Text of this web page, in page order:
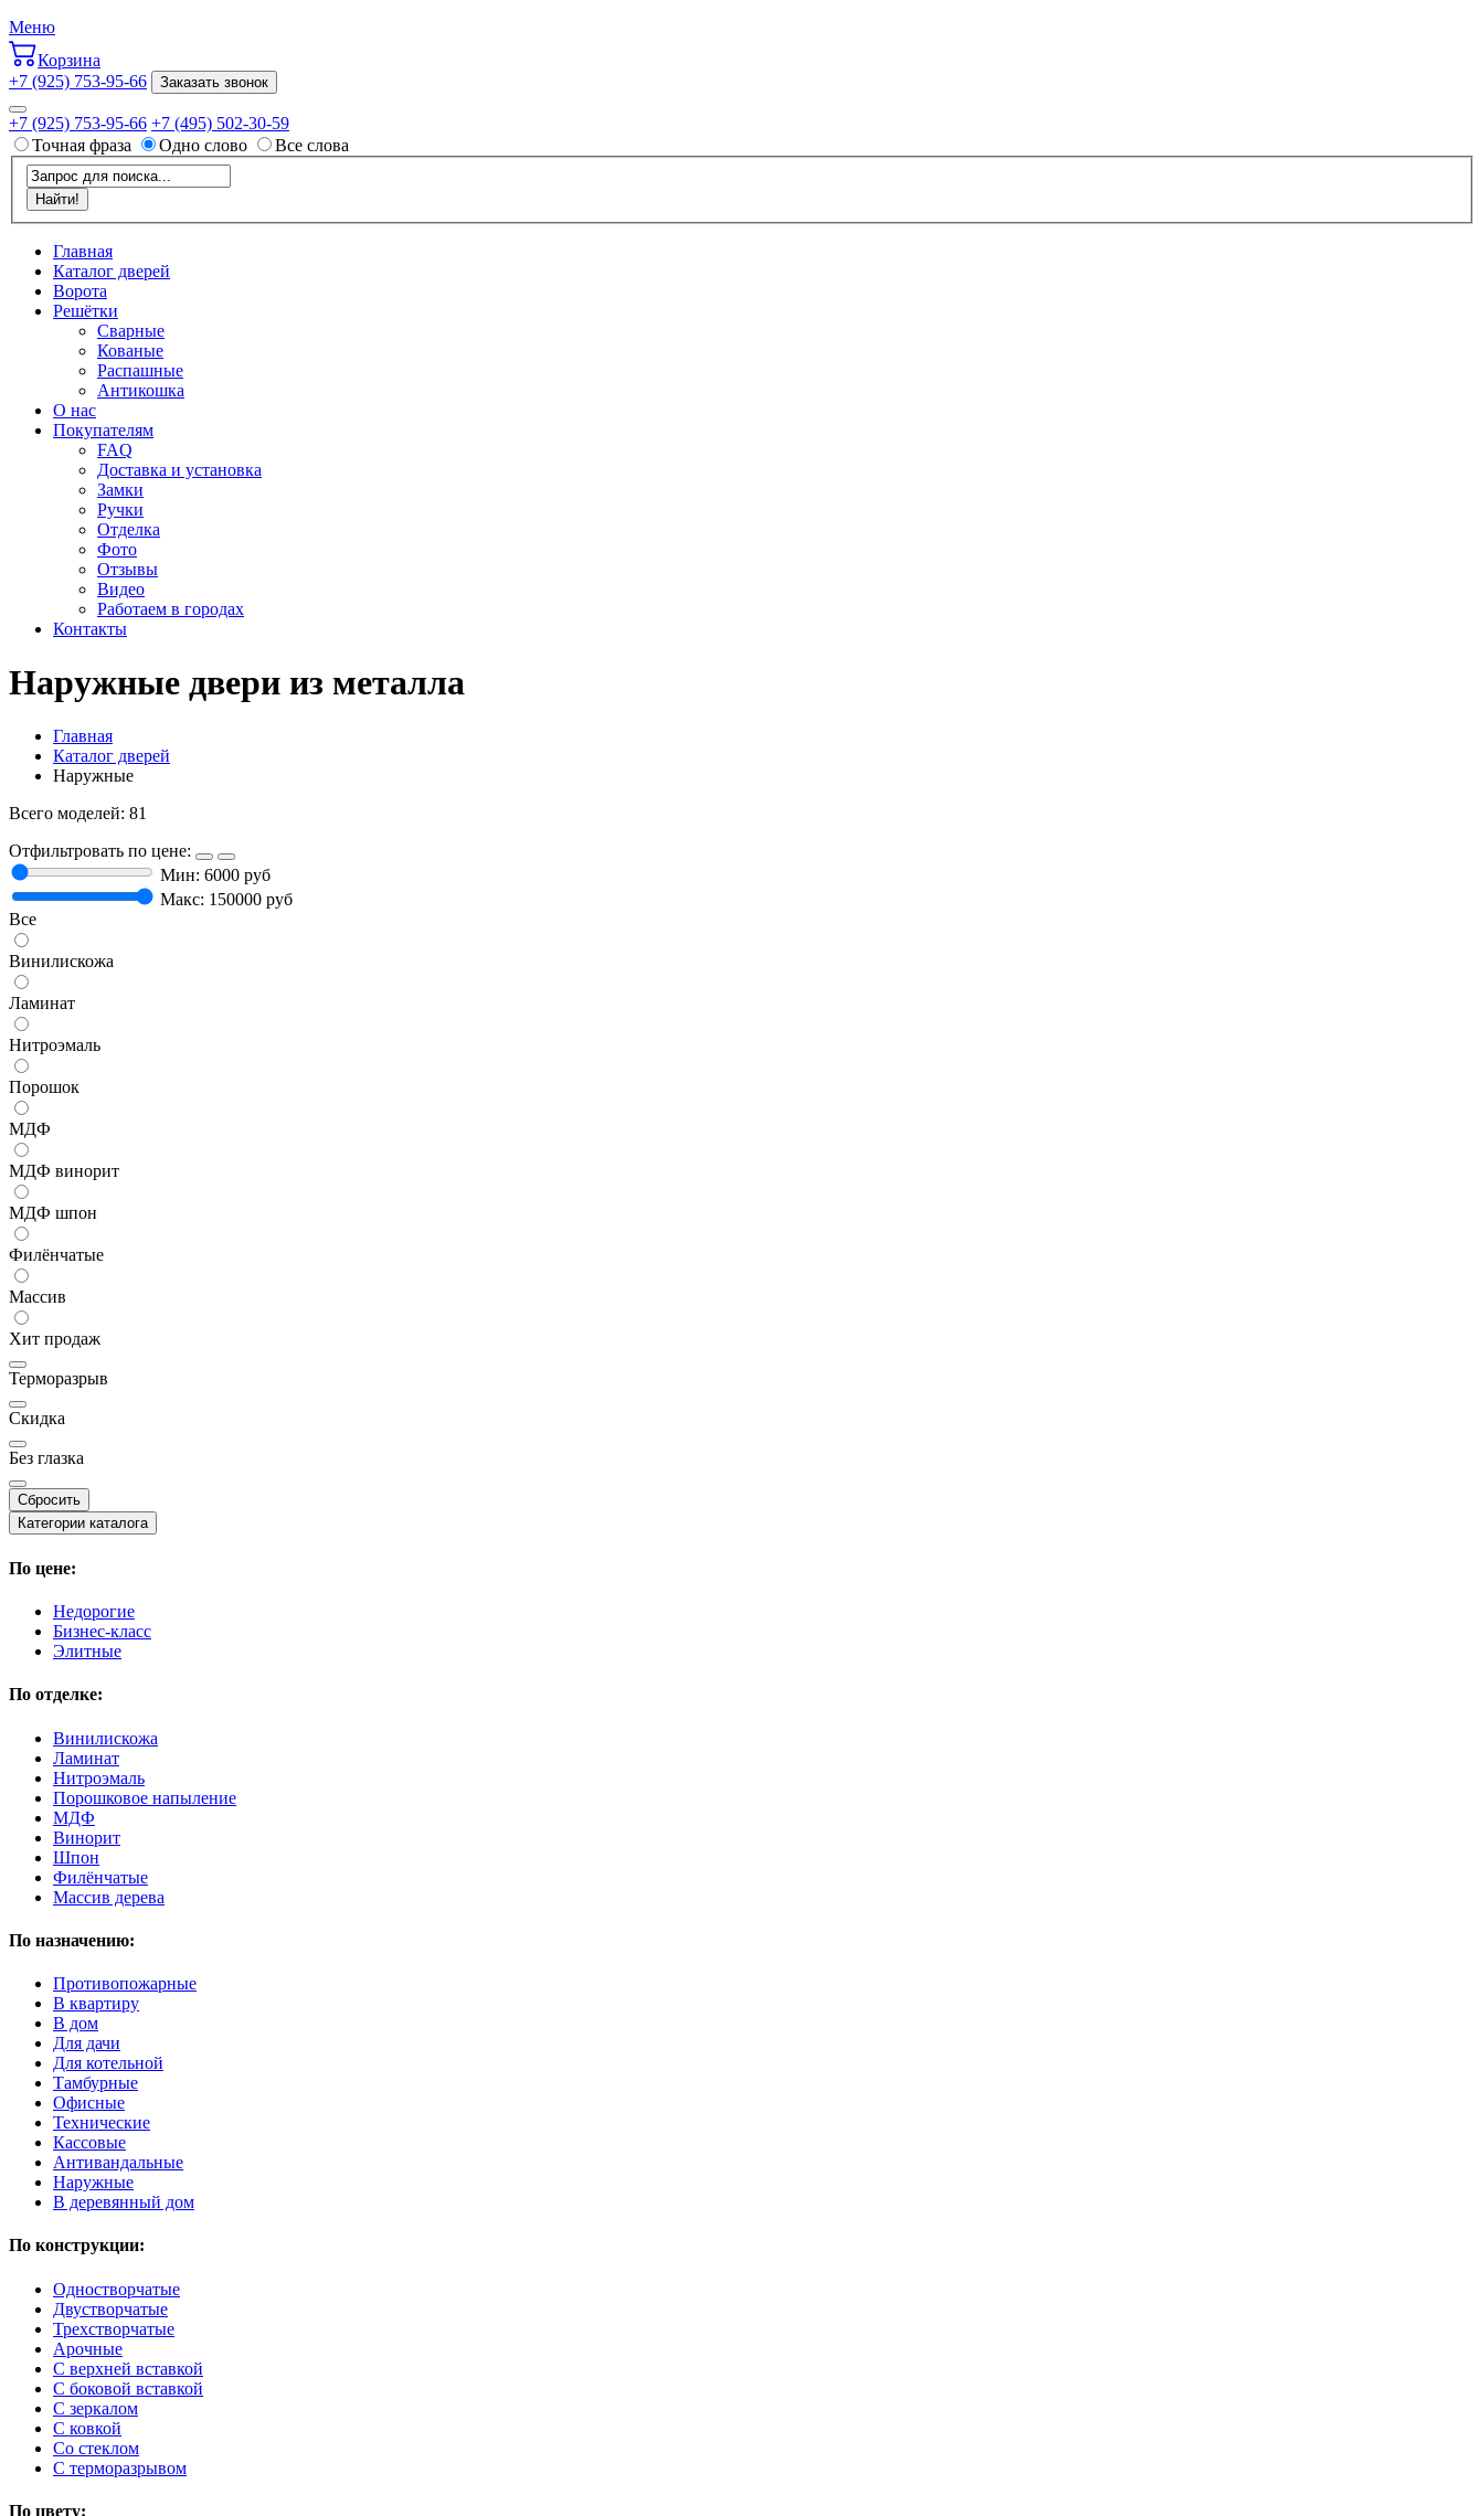
Меню
Корзина
+7 (925) 753-95-66
Заказать звонок
+7 (925) 753-95-66 +7 (495) 502-30-59
Точная фраза
Одно слово Все слова
Главная
Каталог дверей
Ворота
Решётки
Сварные
Кованые
Распашные
Антикошка
О нас
Покупателям
FAQ
Доставка и установка
Замки
Ручки
Отделка
Фото
Отзывы
Видео
Работаем в городах
Контакты
Наружные двери из металла
Главная
Каталог дверей
Наружные
Всего моделей: 81
Отфильтровать по цене:
Мин: 6000 руб
Макс: 150000 руб
Все
Винилискожа
Ламинат
Нитроэмаль
Порошок
МДФ
МДФ винорит
МДФ шпон
Филёнчатые
Массив
Хит продаж
Терморазрыв
Скидка
Без глазка
Сбросить
Категории каталога
По цене:
Недорогие
Бизнес-класс
Элитные
По отделке:
Винилискожа
Ламинат
Нитроэмаль
Порошковое напыление
МДФ
Винорит
Шпон
Филёнчатые
Массив дерева
По назначению:
Противопожарные
В квартиру
В дом
Для дачи
Для котельной
Тамбурные
Офисные
Технические
Кассовые
Антивандальные
Наружные
В деревянный дом
По конструкции:
Одностворчатые
Двустворчатые
Трехстворчатые
Арочные
С верхней вставкой
С боковой вставкой
С зеркалом
С ковкой
Со стеклом
С терморазрывом
По цвету: